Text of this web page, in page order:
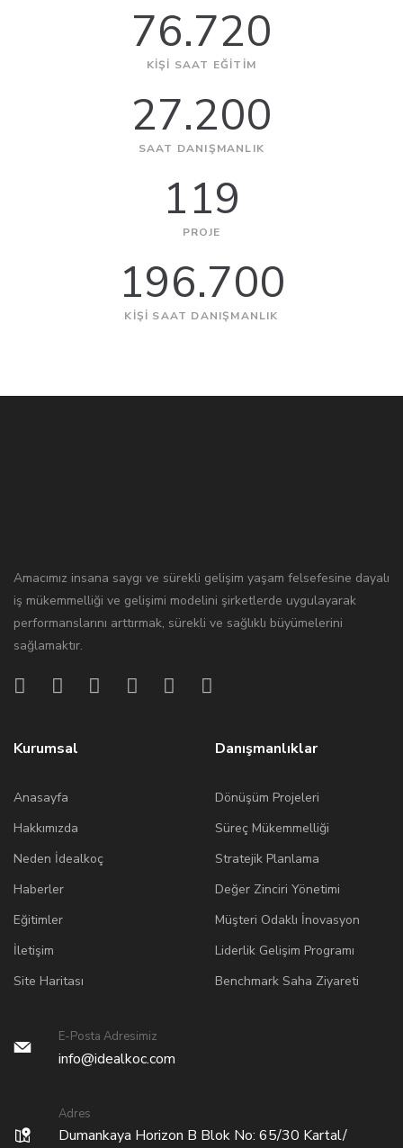
76.720
KIŞI SAAT EĞITIM
27.200
SAAT DANIŞMANLIK
119
PROJE
196.700
KIŞI SAAT DANIŞMANLIK
Amacımız insana saygı ve sürekli gelişim yaşam felsefesine dayalı
iş mükemmelliği ve gelişimi modelini şirketlerde uygulayarak
performanslarını arttırmak, sürekli ve sağlıklı büyümelerini
sağlamaktır.
Kurumsal
Anasayfa
Hakkımızda
Neden İdealkoç
Haberler
Eğitimler
İletişim
Site Haritası
Danışmanlıklar
Dönüşüm Projeleri
Süreç Mükemmelliği
Stratejik Planlama
Değer Zinciri Yönetimi
Müşteri Odaklı İnovasyon
Liderlik Gelişim Programı
Benchmark Saha Ziyareti
E-Posta Adresimiz
info@idealkoc.com
Adres
Dumankaya Horizon B Blok No: 65/30 Kartal/